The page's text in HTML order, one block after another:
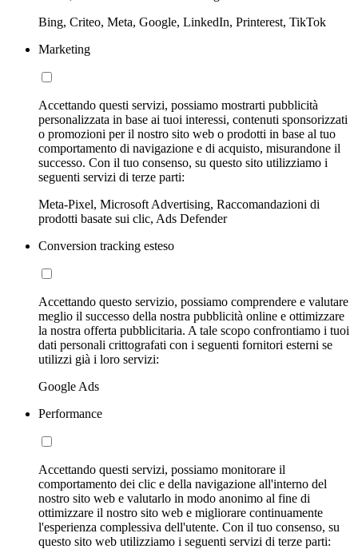
Bing, Criteo, Meta, Google, LinkedIn, Printerest, TikTok
Marketing
Accettando questi servizi, possiamo mostrarti pubblicità
personalizzata in base ai tuoi interessi, contenuti sponsorizzati
o promozioni per il nostro sito web o prodotti in base al tuo
comportamento di navigazione e di acquisto, misurandone il
successo. Con il tuo consenso, su questo sito utilizziamo i
seguenti servizi di terze parti:
Meta-Pixel, Microsoft Advertising, Raccomandazioni di
prodotti basate sui clic, Ads Defender
Conversion tracking esteso
Accettando questo servizio, possiamo comprendere e valutare
meglio il successo della nostra pubblicità online e ottimizzare
la nostra offerta pubblicitaria. A tale scopo confrontiamo i tuoi
dati personali crittografati con i seguenti fornitori esterni se
utilizzi già i loro servizi:
Google Ads
Performance
Accettando questi servizi, possiamo monitorare il
comportamento dei clic e della navigazione all'interno del
nostro sito web e valutarlo in modo anonimo al fine di
ottimizzare il nostro sito web e migliorare continuamente
l'esperienza complessiva dell'utente. Con il tuo consenso, su
questo sito web utilizziamo i seguenti servizi di terze parti: